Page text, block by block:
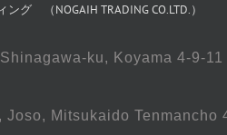
グ （NOGAIH TRADING CO.LTD.）
ku, Koyama 4-9-11
Mitsukaido Tenmancho